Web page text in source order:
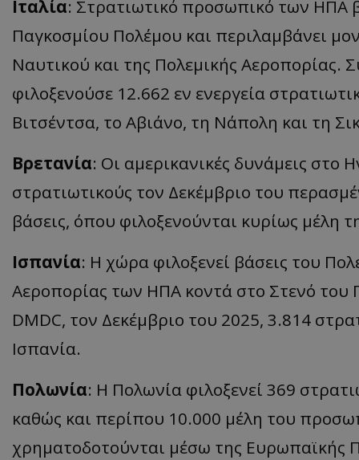
Ιταλία: Στρατιωτικό προσωπικό των ΗΠΑ
Παγκοσμίου Πολέμου και περιλαμβάνει
Ναυτικού και της Πολεμικής Αεροπορίας.
φιλοξενούσε 12.662 εν ενεργεία
Βιτσέντσα, το Αβιάνο, τη Νάπολη και τη
Βρετανία: Οι αμερικανικές δυνάμεις στο
στρατιωτικούς τον Δεκέμβριο του
βάσεις, όπου φιλοξενούνται κυρίως μέλη
Ισπανία: Η χώρα φιλοξενεί βάσεις του
Αεροπορίας των ΗΠΑ κοντά στο Στενό του
DMDC, τον Δεκέμβριο του 2025, 3.814
Ισπανία.
Πολωνία: Η Πολωνία φιλοξενεί 369
καθώς και περίπου 10.000 μέλη του
χρηματοδοτούνται μέσω της
__cf_bm
ASP.NET_SessionId